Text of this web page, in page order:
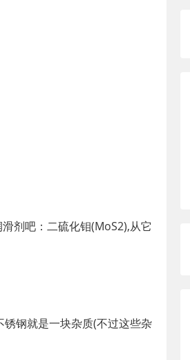
剂吧：二硫化钼(MoS2),从它
钢就是一块杂质(不过这些杂